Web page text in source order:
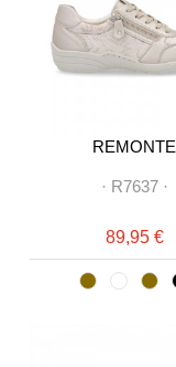
REMONTE
· R7637·
89,95 €